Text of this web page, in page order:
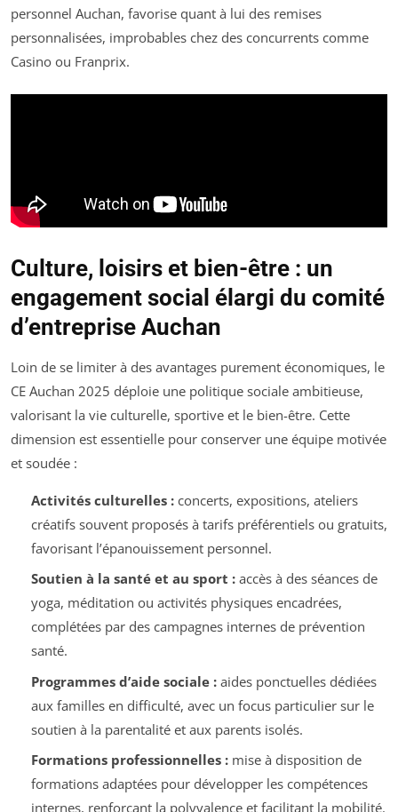
personnel Auchan, favorise quant à lui des remises
personnalisées, improbables chez des concurrents comme
Casino ou Franprix.
Culture, loisirs et bien-être : un
engagement social élargi du comité
d’entreprise Auchan
Loin de se limiter à des avantages purement économiques, le
CE Auchan 2025 déploie une politique sociale ambitieuse,
valorisant la vie culturelle, sportive et le bien-être. Cette
dimension est essentielle pour conserver une équipe motivée
et soudée :
Activités culturelles :concerts, expositions, ateliers
créatifs souvent proposés à tarifs préférentiels ou gratuits,
favorisant l’épanouissement personnel.
Soutien à la santé et au sport :accès à des séances de
yoga, méditation ou activités physiques encadrées,
complétées par des campagnes internes de prévention
santé.
Programmes d’aide sociale :aides ponctuelles dédiées
aux familles en difficulté, avec un focus particulier sur le
soutien à la parentalité et aux parents isolés.
Formations professionnelles :mise à disposition de
formations adaptées pour développer les compétences
internes, renforçant la polyvalence et facilitant la mobilité.